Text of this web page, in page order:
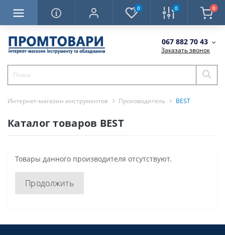
0 0 0
067 882 70 43
Заказать звонок
Интернет-магазин инструментов Производитель BEST
Каталог товаров BEST
Товары данного производителя отсутствуют.
Продолжить